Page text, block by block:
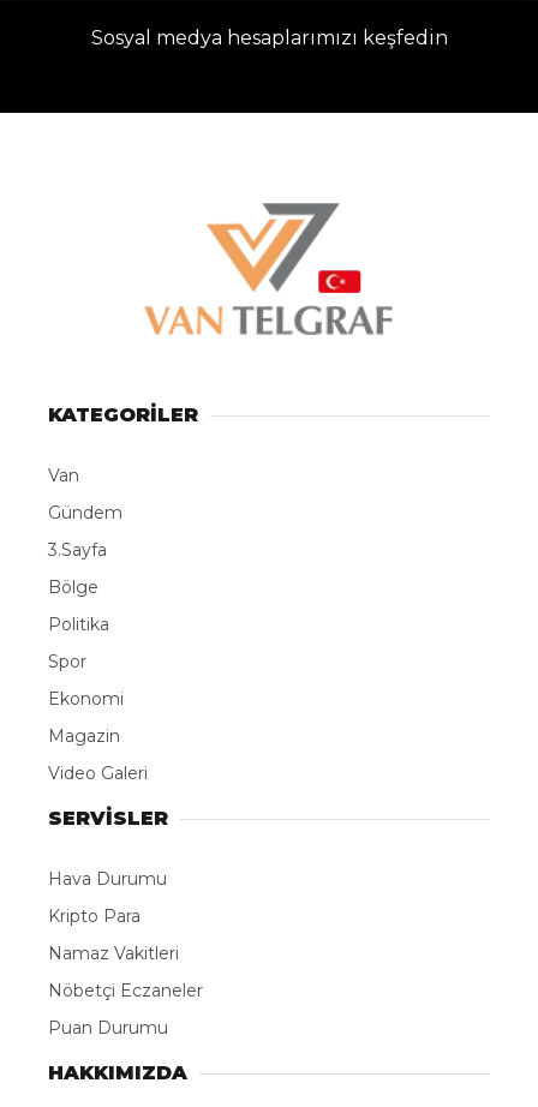
Sosyal medya hesaplarımızı keşfedin
KATEGORİLER
Van
Gündem
3.Sayfa
Bölge
Politika
Spor
Ekonomi
Magazin
Video Galeri
SERVİSLER
Hava Durumu
Kripto Para
Namaz Vakitleri
Nöbetçi Eczaneler
Puan Durumu
HAKKIMIZDA